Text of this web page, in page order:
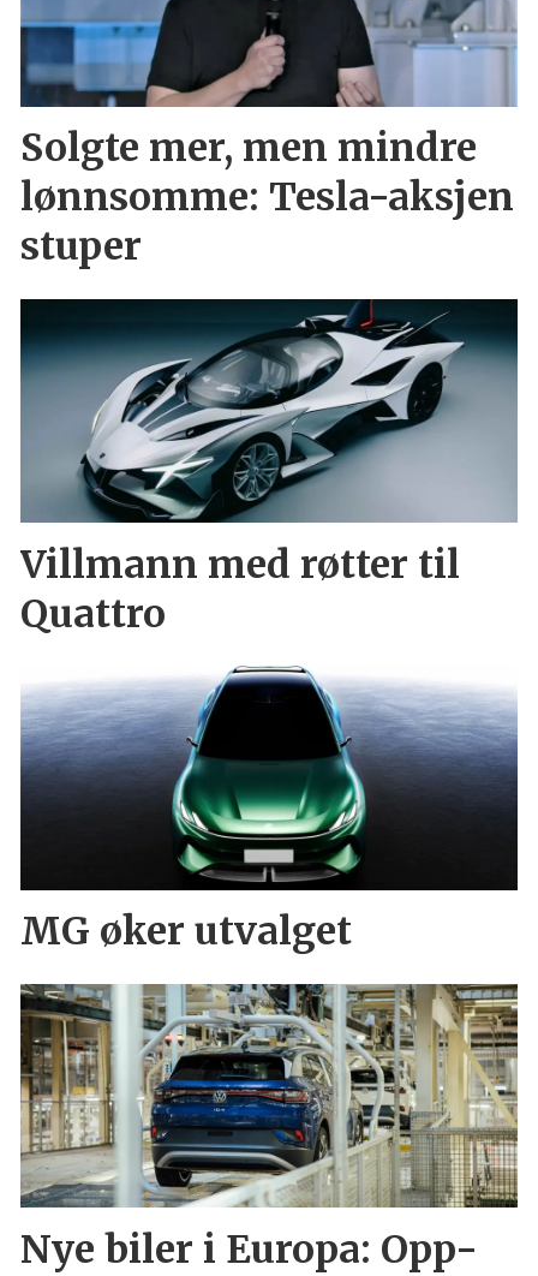
Solgte mer, men mindre
lønnsomme: Tesla-aksjen
stuper
Villmann med røtter til
Quattro
MG øker utvalget
Nye biler i Europa: Opp-